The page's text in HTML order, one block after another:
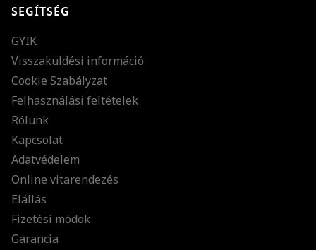
SEGÍTSÉG
GYIK
Visszaküldési információ
Cookie Szabályzat
Felhasználási feltételek
Rólunk
Kapcsolat
Adatvédelem
Online vitarendezés
Elállás
Fizetési módok
Garancia